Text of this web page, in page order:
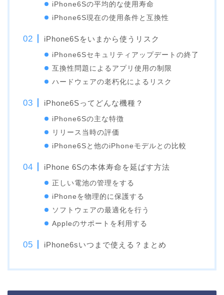
iPhone6Sの平均的な使用寿命
iPhone6S現在の使用条件と互換性
iPhone6Sをいまから使うリスク
iPhone6Sセキュリティアップデートの終了
互換性問題によるアプリ使用の制限
ハードウェアの老朽化によるリスク
iPhone6Sってどんな機種？
iPhone6Sの主な特徴
リリース当時の評価
iPhone6Sと他のiPhoneモデルとの比較
iPhone 6Sの本体寿命を延ばす方法
正しい電池の管理をする
iPhoneを物理的に保護する
ソフトウェアの最適化を行う
Appleのサポートを利用する
iPhone6sいつまで使える？まとめ